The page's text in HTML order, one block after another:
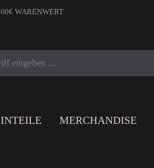
WARENWERT
MERCHANDISE